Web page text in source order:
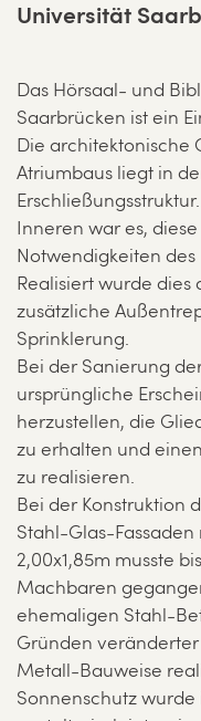
Universität
Das Hörsaal- und
Saarbrücken ist ein
Die architektonische
Atriumbaus liegt in
Inneren war es,
Notwendigkeiten des
Realisiert wurde
zusätzliche
Sprinklerung.
Bei der Sanierung
ursprüngliche
herzustellen, die
zu erhalten und
zu realisieren.
Bei der Konstruktion
Stahl-Glas-
2,00x1,85m musste
Machbaren
ehemaligen Stahl-
Gründen
Metall-Bauweise
Sonnenschutz